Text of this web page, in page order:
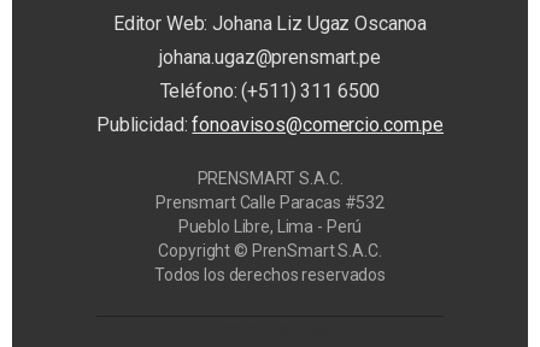
Editor Web: Johana Liz Ugaz Oscanoa
johana.ugaz@prensmart.pe
Teléfono: (+511) 311 6500
Publicidad:fonoavisos@comercio.com.pe
PRENSMART S.A.C.
Prensmart Calle Paracas #532
Pueblo Libre, Lima - Perú
Copyright © PrenSmart S.A.C.
Todos los derechos reservados